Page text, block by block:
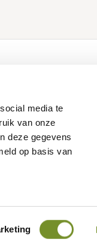
media te
van onze
deze gegevens
op basis van
B.V.